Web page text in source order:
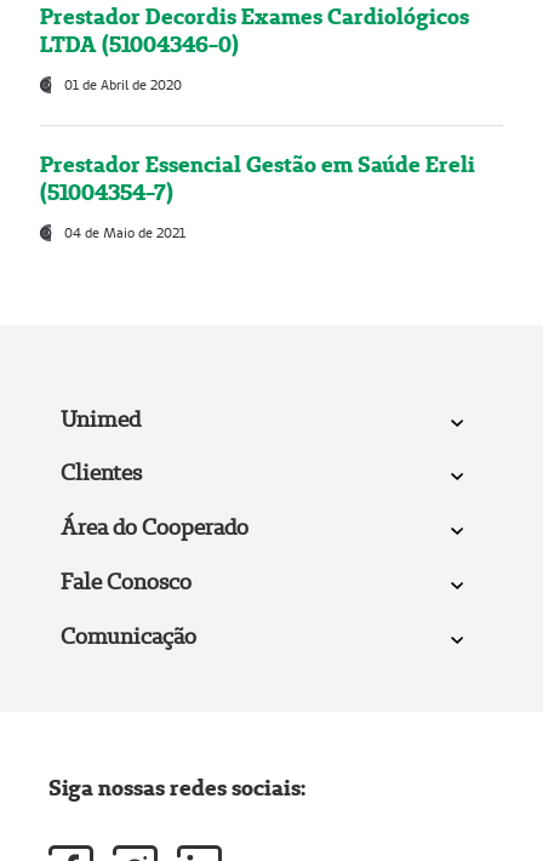
Prestador Decordis Exames Cardiológicos
LTDA (51004346-0)
01 de Abril de 2020
Prestador Essencial Gestão em Saúde Ereli
(51004354-7)
04 de Maio de 2021
Unimed
Clientes
Área do Cooperado
Fale Conosco
Comunicação
Siga nossas redes sociais: